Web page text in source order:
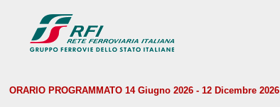
ORARIO PROGRAMMATO 14 Giugno 2026 - 12 Dicembre 2026